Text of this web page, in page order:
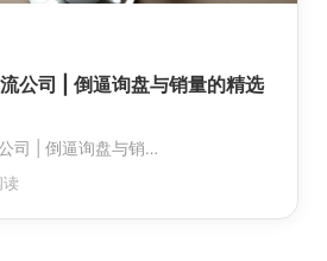
公司 | 倒逼询盘与销量的精选
司 | 倒逼询盘与销…
读